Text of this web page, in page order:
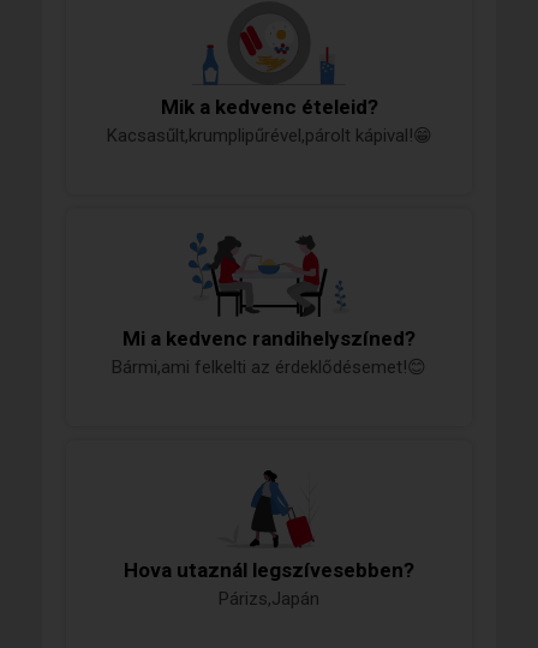
Mik a kedvenc ételeid?
Kacsasűlt,krumplipűrével,párolt kápival!😁
Mi a kedvenc randihelyszíned?
Bármi,ami felkelti az érdeklődésemet!😊
Hova utaznál legszívesebben?
Párizs,Japán